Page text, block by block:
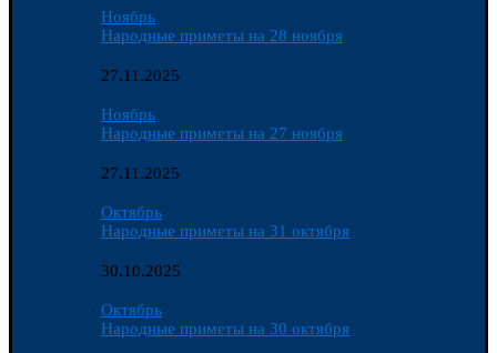
Ноябрь
Народные приметы на 28 ноября
27.11.2025
Ноябрь
Народные приметы на 27 ноября
27.11.2025
Октябрь
Народные приметы на 31 октября
30.10.2025
Октябрь
Народные приметы на 30 октября